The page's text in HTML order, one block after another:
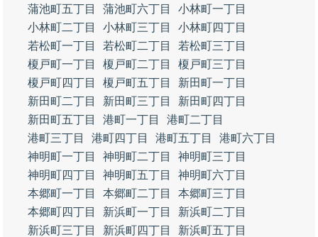
蒲池町五丁目
蒲池町六丁目
小林町一丁目
小林町二丁目
小林町三丁目
小林町四丁目
若松町一丁目
若松町二丁目
若松町三丁目
榎戸町一丁目
榎戸町二丁目
榎戸町三丁目
榎戸町四丁目
榎戸町五丁目
新田町一丁目
新田町二丁目
新田町三丁目
新田町四丁目
新田町五丁目
港町一丁目
港町二丁目
港町三丁目
港町四丁目 港町五丁目
港町六丁目
神明町一丁目
神明町二丁目
神明町三丁目
神明町四丁目
神明町五丁目
神明町六丁目
本郷町一丁目
本郷町二丁目
本郷町三丁目
本郷町四丁目
新浜町一丁目
新浜町二丁目
新浜町三丁目
新浜町四丁目
新浜町五丁目